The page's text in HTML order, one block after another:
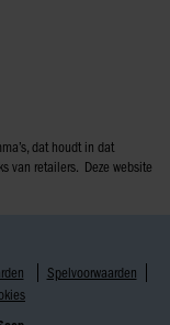
dat houdt in dat
van retailers. Deze website
Spelvoorwaarden